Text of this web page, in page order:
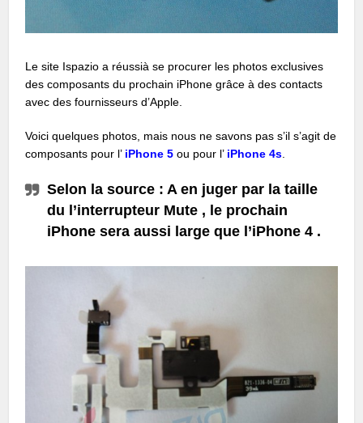
Le site Ispazio a réussià se procurer les photos exclusives
des composants du prochain iPhone grâce à des contacts
avec des fournisseurs d’Apple.
Voici quelques photos, mais nous ne savons pas s’il s’agit de
composants pour l’ iPhone 5 ou pour l’ iPhone 4s
Selon la source : A en juger par la taille
du l’interrupteur Mute , le prochain
iPhone sera aussi large que l’iPhone 4 .